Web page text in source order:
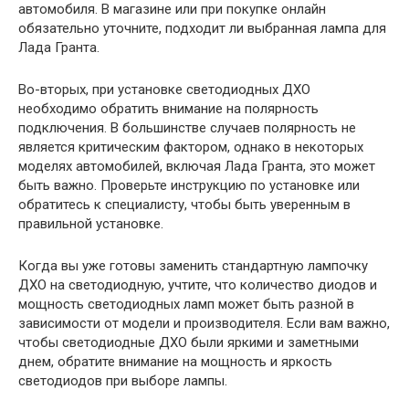
автомобиля. В магазине или при покупке онлайн
обязательно уточните, подходит ли выбранная лампа для
Лада Гранта.
Во-вторых, при установке светодиодных ДХО
необходимо обратить внимание на полярность
подключения. В большинстве случаев полярность не
является критическим фактором, однако в некоторых
моделях автомобилей, включая Лада Гранта, это может
быть важно. Проверьте инструкцию по установке или
обратитесь к специалисту, чтобы быть уверенным в
правильной установке.
Когда вы уже готовы заменить стандартную лампочку
ДХО на светодиодную, учтите, что количество диодов и
мощность светодиодных ламп может быть разной в
зависимости от модели и производителя. Если вам важно,
чтобы светодиодные ДХО были яркими и заметными
днем, обратите внимание на мощность и яркость
светодиодов при выборе лампы.